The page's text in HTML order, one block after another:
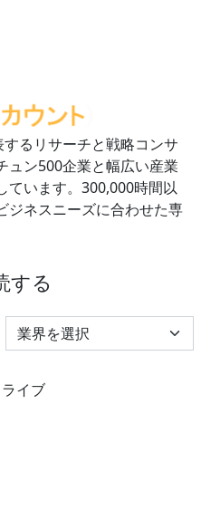
るリサーチと戦略コンサ
ュン500企業と幅広い産業
ています。300,000時間以
ジネスニーズに合わせた専
する
Select Industry
イブ